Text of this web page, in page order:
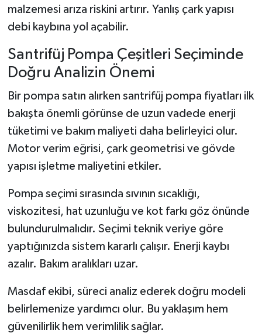
malzemesi arıza riskini artırır. Yanlış çark yapısı
debi kaybına yol açabilir.
Santrifüj Pompa Çeşitleri Seçiminde
Doğru Analizin Önemi
Bir pompa satın alırken santrifüj pompa fiyatları ilk
bakışta önemli görünse de uzun vadede enerji
tüketimi ve bakım maliyeti daha belirleyici olur.
Motor verim eğrisi, çark geometrisi ve gövde
yapısı işletme maliyetini etkiler.
Pompa seçimi sırasında sıvının sıcaklığı,
viskozitesi, hat uzunluğu ve kot farkı göz önünde
bulundurulmalıdır. Seçimi teknik veriye göre
yaptığınızda sistem kararlı çalışır. Enerji kaybı
azalır. Bakım aralıkları uzar.
Masdaf ekibi, süreci analiz ederek doğru modeli
belirlemenize yardımcı olur. Bu yaklaşım hem
güvenilirlik hem verimlilik sağlar.